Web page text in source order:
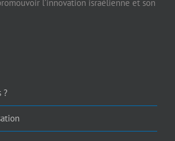
l’innovation israélienne et son
?